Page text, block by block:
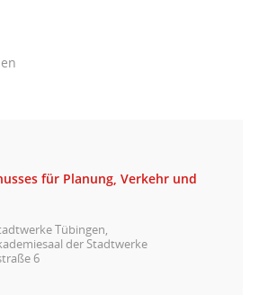
für Planung, Verkehr und
Tübingen,
der Stadtwerke
6